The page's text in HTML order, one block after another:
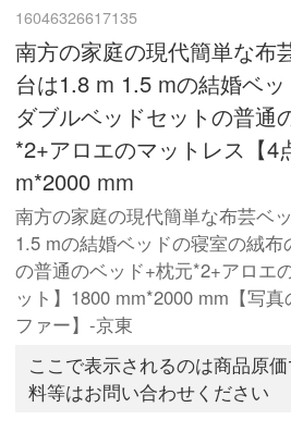
16046326617135
南方の家庭の現代簡単な布
台は1.8 m 1.5 mの結婚ベ
ダブルベッドセットの普通
*2+アロエのマットレス【4
m*2000 mm
南方の家庭の現代簡単な布芸ベ
1.5 mの結婚ベッドの寝室の絨布
の普通のベッド+枕元*2+アロエ
ット】1800 mm*2000 mm【写
ファー】-京東
ここで表示されるのは商品原
料等はお問い合わせください